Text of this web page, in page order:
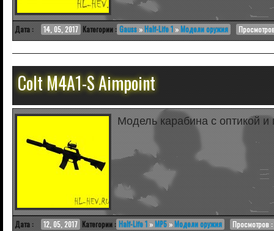
Дата : 14, 05, 2017 Категории : Gauss »Half-Life 1 »Модели оружия
Colt M4A1-S Aimpoint
Модель карабина с оптикой
Дата : 12, 05, 2017 Категории : Half-Life 1 »MP5 »Модели оружия Просмотров :